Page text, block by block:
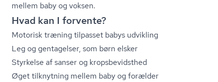
mellem baby og voksen.
Hvad kan I forvente?
Motorisk træning tilpasset babys udvikling
Leg og gentagelser, som børn elsker
Styrkelse af sanser og kro­ps­be­vidst­hed
Øget tilknytning mellem baby og forælder